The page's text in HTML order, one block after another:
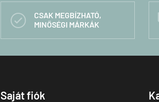

CSAK MEGBÍZHATÓ,
MINŐSÉGI MÁRKÁK
Saját fiók